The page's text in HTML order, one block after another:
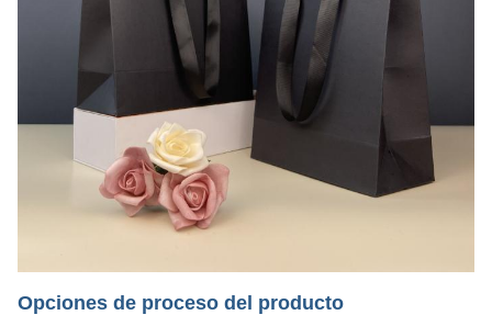
Opciones de proceso del producto